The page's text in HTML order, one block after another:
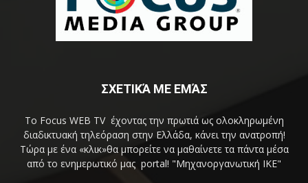
ΣΧΕΤΙΚΆ ΜΕ ΕΜΆΣ
Το Focus WEB TV έχοντας την πρωτιά ως ολοκληρωμένη
διαδικτυακή τηλεόραση στην Ελλάδα, κάνει την ανατροπή!
Τώρα με ένα «κλικ»θα μπορείτε να μαθαίνετε τα πάντα μέσα
από το ενημερωτικό μας portal! "Μηχανοργανωτική ΙΚΕ"